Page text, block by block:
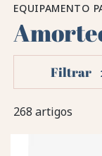
EQUIPAMENTO
268 artigos
Filtrar